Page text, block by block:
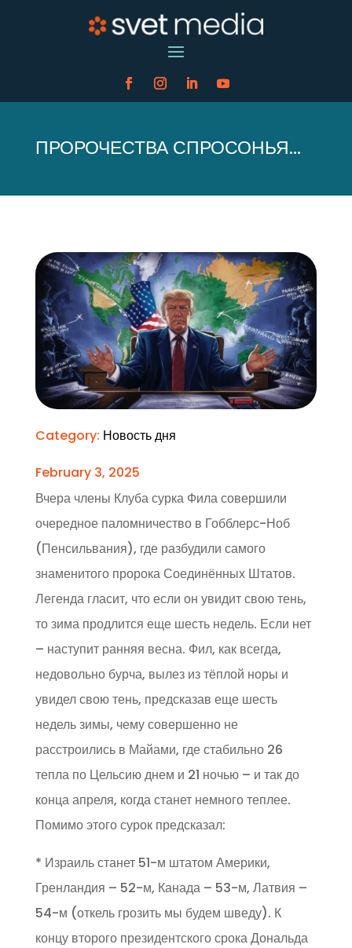
ПРОРОЧЕСТВА СПРОСОНЬЯ…
Category: Новость дня
February 3, 2025
Вчера члены Клуба сурка Фила совершили
очередное паломничество в Гобблерс-Ноб
(Пенсильвания), где разбудили самого
знаменитого пророка Соединённых Штатов.
Легенда гласит, что если он увидит свою тень,
то зима продлится еще шесть недель. Если нет
– наступит ранняя весна. Фил, как всегда,
недовольно бурча, вылез из тёплой норы и
увидел свою тень, предсказав еще шесть
недель зимы, чему совершенно не
расстроились в Майами, где стабильно 26
тепла по Цельсию днем и 21 ночью – и так до
конца апреля, когда станет немного теплее.
Помимо этого сурок предсказал:
* Израиль станет 51-м штатом Америки,
Гренландия – 52-м, Канада – 53-м, Латвия –
54-м (откель грозить мы будем шведу). К
концу второго президентского срока Дональда